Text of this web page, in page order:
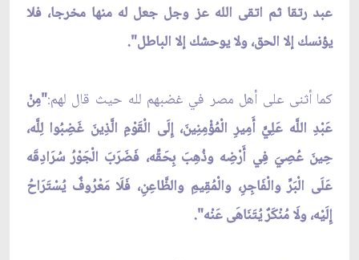
عبد رتقا ثم اتقى الله عز وجل جعل له منها مخرجا، فلا
يؤنسك إلا الحق، ولا يوحشك إلا الباطل".
كما أثنى على أهل مصر في غضبهم لله حيث قال لهم:"مِنْ
عَبْدِ اللَّه عَلِيٍّ أَمِيرِ الْمُؤْمِنِينَ، إِلَى الْقَوْمِ الَّذِينَ غَضِبُوا لِلَّه،
حِينَ عُصِيَ فِي أَرْضِه وذُهِبَ بِحَقِّه، فَضَرَبَ الْجَوْرُ سُرَادِقَه
عَلَى الْبَرِّ والْفَاجِرِ، والْمُقِيمِ والظَّاعِنِ، فَلَا مَعْرُوفٌ يُسْتَرَاحُ
إِلَيْه، ولَا مُنْكَرٌ يُتَنَاهَى عَنْه".